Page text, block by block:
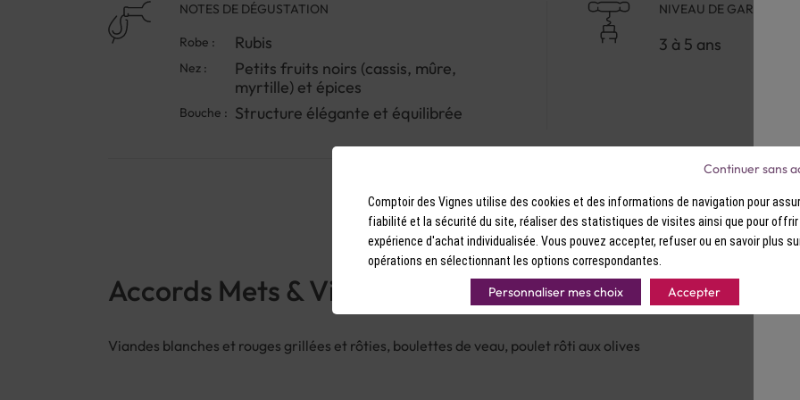
NOTES DE DÉGUSTATION
Robe : Rubis
Nez :
Petits fruits noirs (cassis, mûre,
myrtille) et épices
Bouche : Structure élégante et équilibrée
NIVEAU DE GARDE
3 à 5 ans
Accords Mets & Vins
Viandes blanches et rouges grillées et rôties, boulettes de veau, poulet rôti aux olives
Comptoir des Vignes utilise des cookies et des informations de navigation pour
fiabilité et la sécurité du site, réaliser des statistiques de visites ainsi que pour offrir
expérience d'achat individualisée. Vous pouvez accepter, refuser ou en savoir plus
opérations en sélectionnant les options correspondantes.
Personnaliser mes choix Accepter
Continuer sans